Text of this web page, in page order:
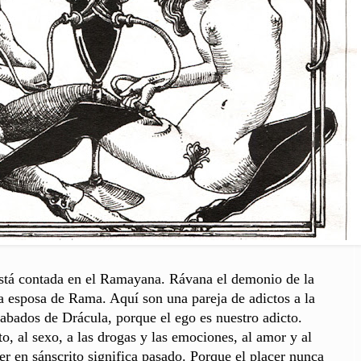
contada en el Ramayana. Rávana el demonio de la
de Rama. Aquí son una pareja de adictos a la
de Drácula, porque el ego es nuestro adicto.
al sexo, a las drogas y las emociones, al amor y al
en sánscrito significa pasado. Porque el placer nunca